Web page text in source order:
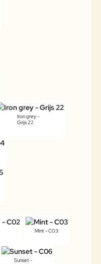
Iron grey -
Grijs 22
Mint - C03
Sunset -